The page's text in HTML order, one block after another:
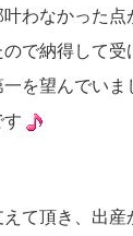
わなかった
で納得して
を望んでい
て頂き、出